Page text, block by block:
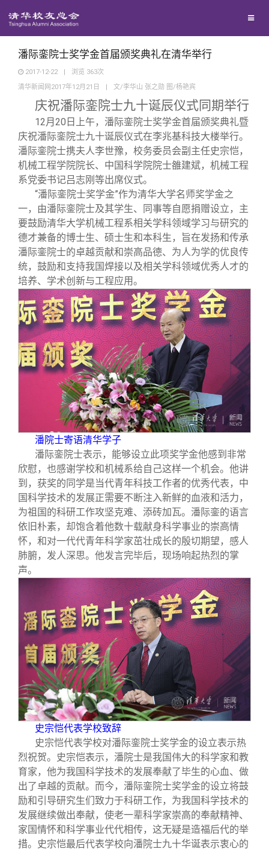
西南联大校友会
义工计划
媒体平台
《清华校友通讯》
《水木清华》
我要订阅
新媒体平台
百年清华
清华人物
清华故事
青春风采
校友文苑
校友讲坛
校友视界
校友服务
终身学习
信息化服务
三创大赛
实用信息
校友总会
总会简介
会长致辞
总会章程
理事会名单
制度法规
联系我们
关闭
潘际銮院士奖学金首届颁奖典礼在清华举行
2017-12-22 | 浏览 363次
清华新闻网2017年12月21日
| 文/李华山 张之勋 图/杨艳宾
庆祝潘际銮院士九十诞辰仪式同期举行
12月20日上午，潘际銮院士奖学金首届颁奖典礼暨
庆祝潘际銮院士九十诞辰仪式在李兆基科技大楼举行。
潘际銮院士携夫人李世豫，校务委员会副主任史宗恺，
机械工程学院院长、中国科学院院士雒建斌，机械工程
系党委书记吕志刚等出席仪式。
“潘际銮院士奖学金”作为清华大学名师奖学金之
一，由潘际銮院士及其学生、同事等自愿捐赠设立，主
要鼓励清华大学机械工程系相关学科领域学习与研究的
德才兼备的博士生、硕士生和本科生，旨在发扬和传承
潘际銮院士的卓越贡献和崇高品德、为人为学的优良传
统，鼓励和支持我国焊接以及相关学科领域优秀人才的
培养、学术创新与工程应用。
潘院士寄语清华学子
潘际銮院士表示，能够设立此项奖学金他感到非常
欣慰，也感谢学校和机械系给自己这样一个机会。他讲
到，获奖的同学是当代青年科技工作者的优秀代表，中
国科学技术的发展正需要不断注入新鲜的血液和活力，
为祖国的科研工作攻坚克难、添砖加瓦。潘际銮的语言
依旧朴素，却饱含着他数十载献身科学事业的崇高情
怀，和对一代代青年科学家茁壮成长的殷切期望，感人
肺腑，发人深思。他发言完毕后，现场响起热烈的掌
声。
史宗恺代表学校致辞
史宗恺代表学校对潘际銮院士奖学金的设立表示热
烈祝贺。史宗恺表示，潘院士是我国伟大的科学家和教
育家，他为我国科学技术的发展奉献了毕生的心血、做
出了卓越的贡献。而今，潘际銮院士奖学金的设立将鼓
励和引导研究生们致力于科研工作，为我国科学技术的
发展继续做出奉献，使老一辈科学家崇高的奉献精神、
家国情怀和科学事业代代相传，这无疑是造福后代的举
措。史宗恺最后代表学校向潘院士九十华诞表示衷心的